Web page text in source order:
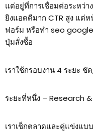
แต่อยู่ที่การเชื่อมต่อระหว่
ยิงแอดดีมาก CTR สูง แต่
ฟอร์ม หรือทำ seo
ปุ่มสั่งซื้อ
เราใช้กรอบงาน 4 ระยะ
ระยะที่หนึ่ง – Research
เราเช็กตลาดและคู่แข่งแบ